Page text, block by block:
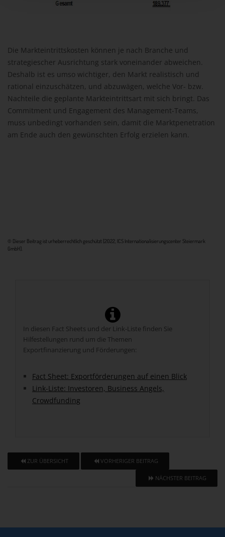
Die Markteintrittskosten können je nach Branche und
strategiescher Ausrichtung stark voneinander abweichen.
Deshalb ist es umso wichtiger, den Markt realistisch und
rational einzuschätzen, und abzuwägen, welche Vor- bzw.
Nachteile die geplante Markteintrittsart mit sich bringt. Das
Commitment und Engagement des Management-Teams,
muss unbedingt vorhanden sein, damit die Marktpenetration
am Ende auch den gewünschten Erfolg erzielen kann.
© Dieser Beitrag ist urheberrechtlich geschützt [2022, ICS Internationalisierungscenter Steiermark
GmbH].
In diesen Fact Sheets und der Link-Liste finden Sie
Hilfestellungen rund um die Themen
Exportfinanzierung und Förderungen:
Fact Sheet: Exportförderungen auf einen Blick
Link-Liste: Investoren, Business Angels,
Crowdfunding
ZUR ÜBERSICHT VORHERIGER BEITRAG
NÄCHSTER BEITRAG